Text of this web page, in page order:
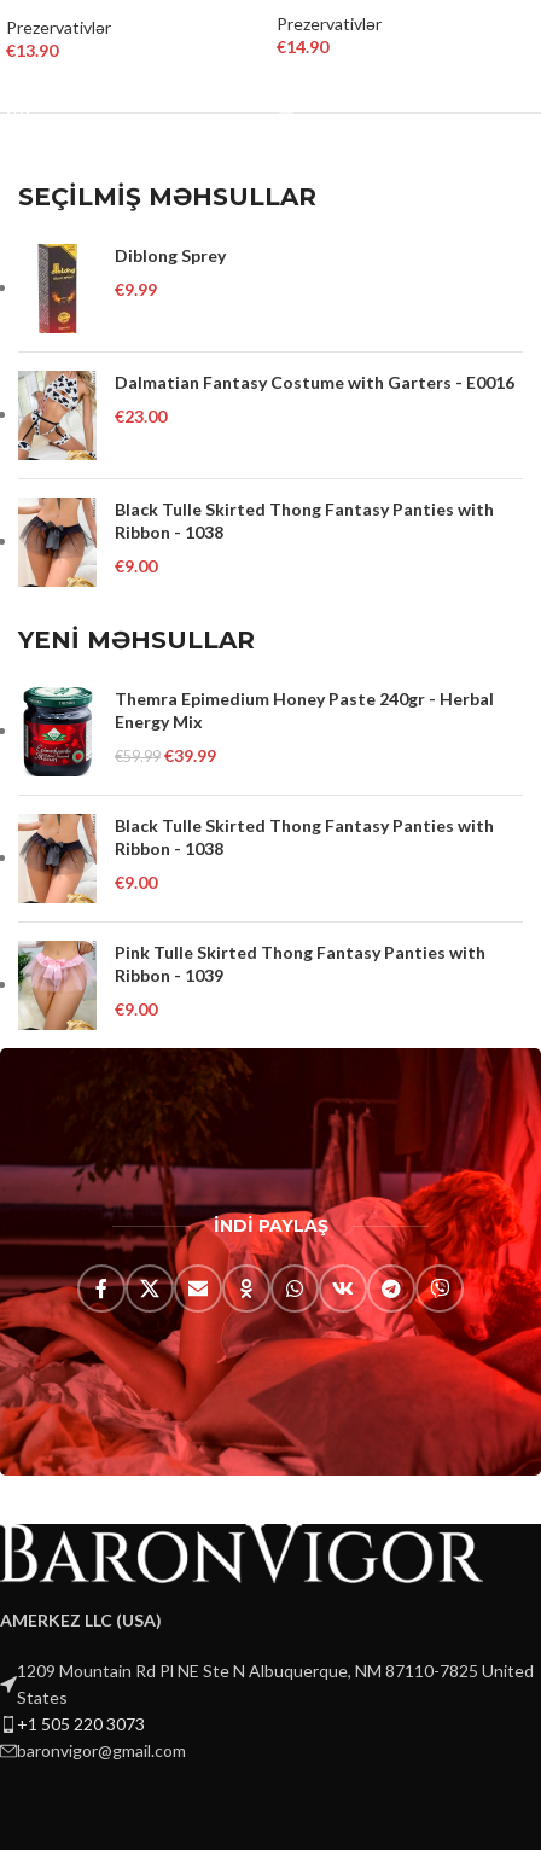
Prezervativlər
€13.90
Prezervativlər
€14.90
SEÇİLMİŞ MƏHSULLAR
Diblong Sprey
€9.99
Dalmatian Fantasy Costume with Garters - E0016
€23.00
Black Tulle Skirted Thong Fantasy Panties with
Ribbon - 1038
€9.00
YENİ MƏHSULLAR
Themra Epimedium Honey Paste 240gr - Herbal
Energy Mix
€59.99 €39.99
Black Tulle Skirted Thong Fantasy Panties with
Ribbon - 1038
€9.00
Pink Tulle Skirted Thong Fantasy Panties with
Ribbon - 1039
€9.00
İNDİ PAYLAŞ
AMERKEZ LLC (USA)
1209 Mountain Rd Pl NE Ste N Albuquerque, NM 87110-7825 United
States
+1 505 220 3073
baronvigor@gmail.com